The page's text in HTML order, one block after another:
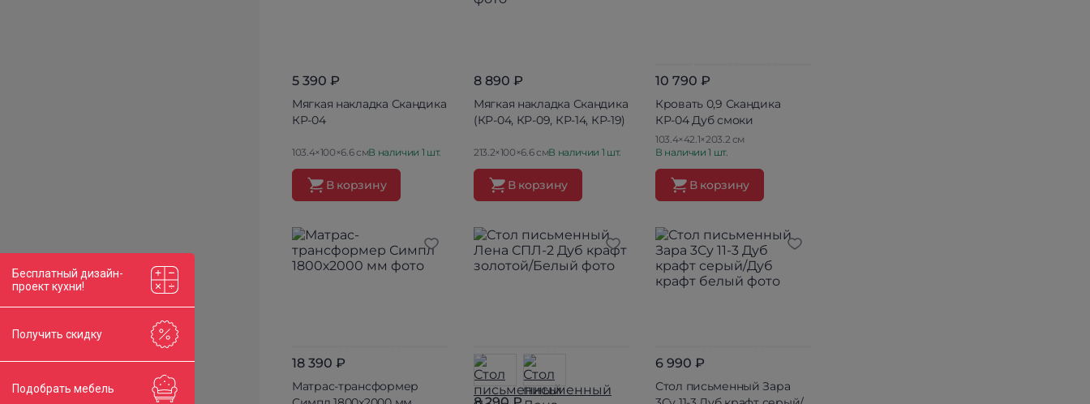
5 390 ₽
Мягкая накладка Скандика
КР-04
103.4×100×6.6 смВ наличии 1 шт.
В корзину
8 890 ₽
Мягкая накладка Скандика
(КР-04, КР-09, КР-14, КР-19)
213.2×100×6.6 смВ наличии 1 шт.
В корзину
10 790 ₽
Кровать 0,9 Скандика
КР-04 Дуб смоки
103.4×42.1×203.2 см
В наличии 1 шт.
В корзину
18 390 ₽
Матрас-трансформер
6 990 ₽
Стол письменный Зара
Бесплатный дизайн-
проект кухни!
Получить скидку
Подобрать мебель